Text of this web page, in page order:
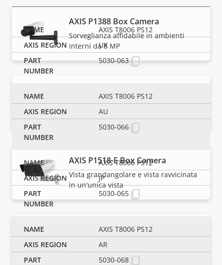
AXIS P1388 Box Camera
Sorveglianza affidabile in ambienti
interni da 8 MP
Sorveglianza da interno a 8 MP -
barebone
AXIS P1518-E Box Camera
Vista grandangolare e vista ravvicinata
in un'unica vista
AXIS P1518-LE Box Camera
Viste grandangolari e ravvicinate in
un'unica soluzione con IR
AXIS T8006 PS12
UK
5030-063
AXIS T8006 PS12
AU
5030-066
AXIS T8006 PS12
JP
5030-065
AXIS T8006 PS12
AR
5030-068